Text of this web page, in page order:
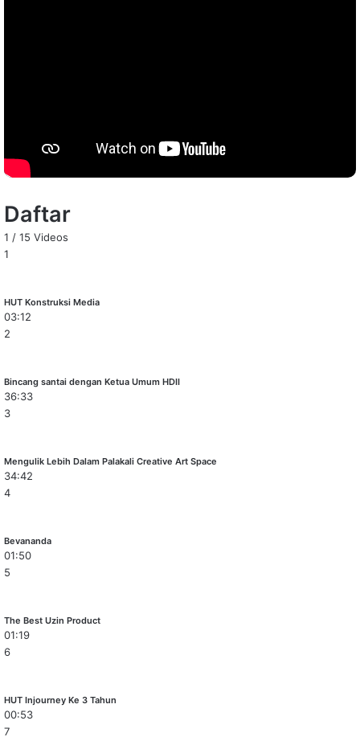
Daftar
1 / 15 Videos
1
HUT Konstruksi Media
03:12
2
Bincang santai dengan Ketua Umum HDII
36:33
3
Mengulik Lebih Dalam Palakali Creative Art Space
34:42
4
Bevananda
01:50
5
The Best Uzin Product
01:19
6
HUT Injourney Ke 3 Tahun
00:53
7